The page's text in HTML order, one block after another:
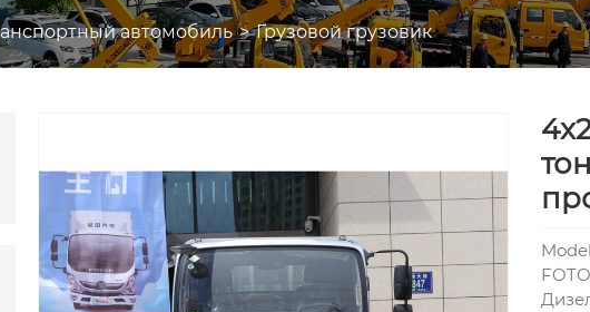
автомобиль Грузовой грузовик